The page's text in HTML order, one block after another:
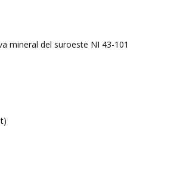
mineral del suroeste NI 43-101